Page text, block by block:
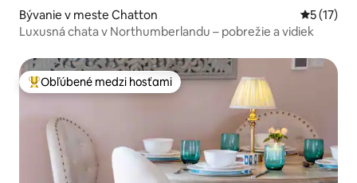
Bývanie v meste Chatton
5 (17)
Luxusná chata v Northumberlandu – pobrežie a vidiek
Najobľúbenejšie medzi hosťami
Obľúbené medzi hosťami